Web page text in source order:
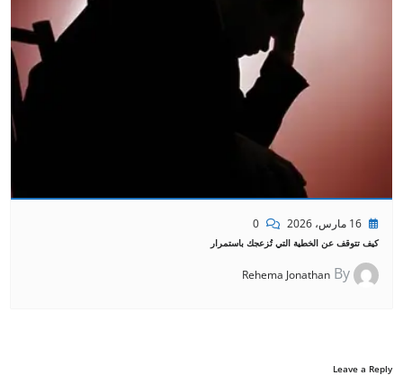
16 مارس، 2026 0
كيف تتوقف عن الخطية التي تُزعجك باستمرار
By
Rehema Jonathan
Leave a Reply